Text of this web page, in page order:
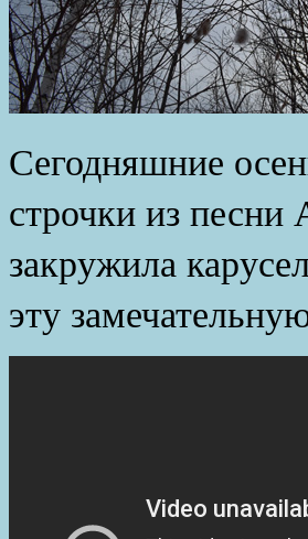
Сегодняшние
строчки из песни
закружила
эту